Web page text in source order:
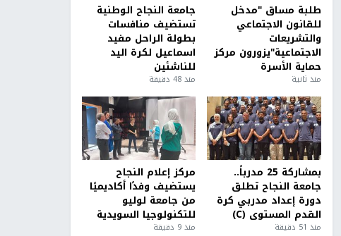
طلبة مساق "مدخل
للقانون الاجتماعي
والتشريعات
الاجتماعية"يزورون مركز
حماية الأسرة
منذ ثانية
جامعة النجاح الوطنية
تستضيف منافسات
بطولة الراحل مفيد
اسماعيل لكرة اليد
للناشئين
منذ 48 دقيقة
بمشاركة 25 مدرباً..
جامعة النجاح تطلق
دورة إعداد مدربي كرة
القدم المستوى (C)
منذ 51 دقيقة
مركز إعلام النجاح
يستضيف وفدًا أكاديميًا
من جامعة لوليو
للتكنولوجيا السويدية
منذ 9 دقيقة